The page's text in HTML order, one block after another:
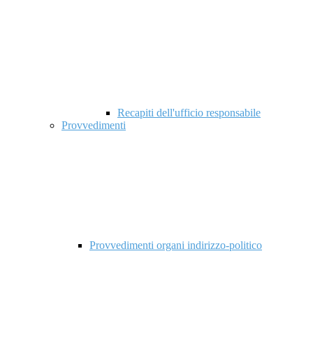
Recapiti dell'ufficio responsabile
Provvedimenti
Provvedimenti organi indirizzo-politico